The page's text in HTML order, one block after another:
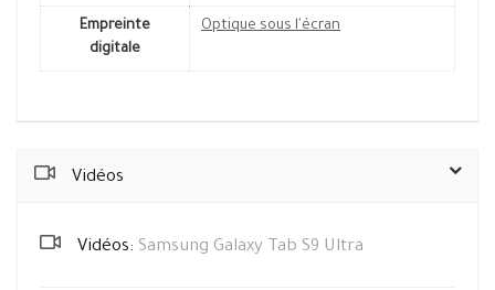
Empreinte
digitale
Optique sous l'écran
Vidéos
Vidéos: Samsung Galaxy Tab S9 Ultra